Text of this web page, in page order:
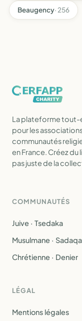
Beaugency· 256
La plateforme tout-
pour les
communautés
en France. Créez du
pas juste de la
COMMUNAUTÉS
Juive · Tsedaka
Musulmane · Sadaqa
Chrétienne · Denier
LÉGAL
Mentions légales